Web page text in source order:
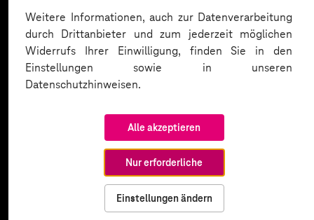
Weitere Informationen, auch zur Datenverarbeitung
durch Drittanbieter und zum jederzeit möglichen
Widerrufs Ihrer Einwilligung, finden Sie in den
Einstellungen sowie in unseren
Datenschutzhinweisen.
Alle akzeptieren
Nur erforderliche
Einstellungen ändern